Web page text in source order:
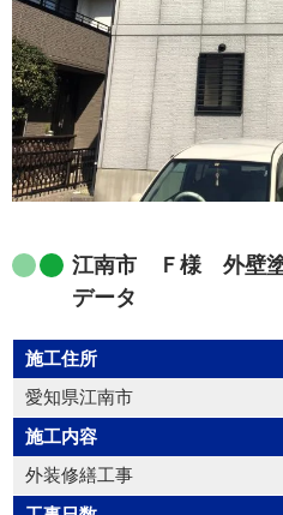
江南市 Ｆ様 外壁
データ
施工住所
愛知県江南市
施工内容
外装修繕工事